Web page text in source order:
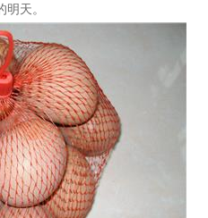
天。